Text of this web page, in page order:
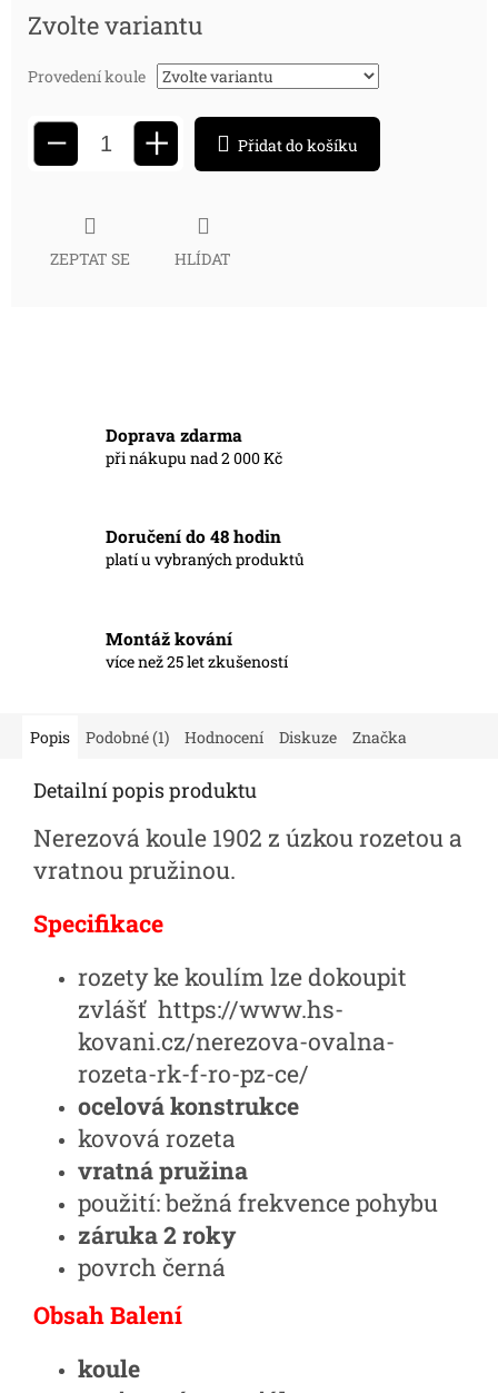
Zvolte variantu
Provedení koule
− + Přidat do košíku
ZEPTAT SE HLÍDAT
Doprava zdarma
při nákupu nad 2 000 Kč
Doručení do 48 hodin
platí u vybraných produktů
Montáž kování
více než 25 let zkušeností
Popis Podobné (1) Hodnocení Diskuze Značka
Detailní popis produktu
Nerezová koule 1902 z úzkou rozetou a
vratnou pružinou.
Specifikace
rozety ke koulím lze dokoupit
zvlášť https://www.hs-
kovani.cz/nerezova-ovalna-
rozeta-rk-f-ro-pz-ce/
ocelová konstrukce
kovová rozeta
vratná pružina
použití: bežná frekvence pohybu
záruka 2 roky
povrch černá
Obsah Balení
koule